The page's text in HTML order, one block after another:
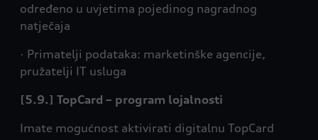
određeno u uvjetima pojedinog nagradnog
natječaja
· Primatelji podataka: marketinške agencije,
pružatelji IT usluga
[5.9.] TopCard – program lojalnosti
Imate mogućnost aktivirati digitalnu TopCard